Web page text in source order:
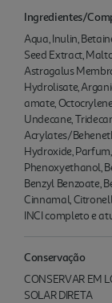
Ingredientes/
Aqua, Inulin,
Seed Extract,
Astragalus
Hydrolisate,
amate,
Undecane,
Acrylates/
Hydroxide,
Phenoxyethanol,
Benzyl Benzoate,
Cinnamal,
INCI completo e
Conservação
CONSERVAR EM
SOLAR DIRETA